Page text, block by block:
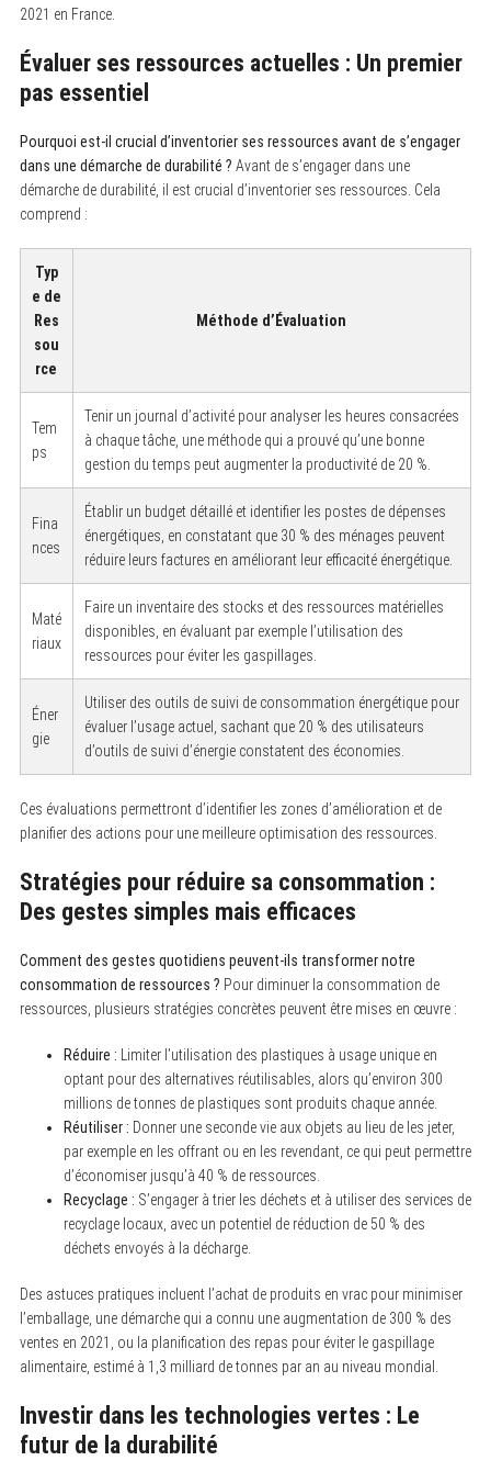
2021 en France.
Évaluer ses ressources actuelles : Un premier
pas essentiel
Pourquoi est-il crucial d’inventorier ses ressources avant de s’engager
dans une démarche de durabilité ? Avant de s’engager dans une
démarche de durabilité, il est crucial d’inventorier ses ressources. Cela
comprend :
Typ
e de
Res
sou
rce
Méthode d’Évaluation
Tem
ps
Tenir un journal d’activité pour analyser les heures consacrées
à chaque tâche, une méthode qui a prouvé qu’une bonne
gestion du temps peut augmenter la productivité de 20 %.
Fina
nces
Établir un budget détaillé et identifier les postes de dépenses
énergétiques, en constatant que 30 % des ménages peuvent
réduire leurs factures en améliorant leur efficacité énergétique.
Maté
riaux
Faire un inventaire des stocks et des ressources matérielles
disponibles, en évaluant par exemple l’utilisation des
ressources pour éviter les gaspillages.
Éner
gie
Utiliser des outils de suivi de consommation énergétique pour
évaluer l’usage actuel, sachant que 20 % des utilisateurs
d’outils de suivi d’énergie constatent des économies.
Ces évaluations permettront d’identifier les zones d’amélioration et de
planifier des actions pour une meilleure optimisation des ressources.
Stratégies pour réduire sa consommation :
Des gestes simples mais efficaces
Comment des gestes quotidiens peuvent-ils transformer notre
consommation de ressources ? Pour diminuer la consommation de
ressources, plusieurs stratégies concrètes peuvent être mises en œuvre :
Réduire : Limiter l’utilisation des plastiques à usage unique en
optant pour des alternatives réutilisables, alors qu’environ 300
millions de tonnes de plastiques sont produits chaque année.
Réutiliser : Donner une seconde vie aux objets au lieu de les jeter,
par exemple en les offrant ou en les revendant, ce qui peut permettre
d’économiser jusqu’à 40 % de ressources.
Recyclage : S’engager à trier les déchets et à utiliser des services de
recyclage locaux, avec un potentiel de réduction de 50 % des
déchets envoyés à la décharge.
Des astuces pratiques incluent l’achat de produits en vrac pour minimiser
l’emballage, une démarche qui a connu une augmentation de 300 % des
ventes en 2021, ou la planification des repas pour éviter le gaspillage
alimentaire, estimé à 1,3 milliard de tonnes par an au niveau mondial.
Investir dans les technologies vertes : Le
futur de la durabilité
S
e
r
c
f
o
r
: